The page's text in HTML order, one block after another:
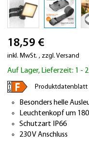
Anfang
der
springen
18,59 €
inkl. MwSt. , zzgl. Versand
Auf Lager, Lieferzeit: 1 -
Produktdatenblatt
Besonders helle
Leuchtenkopf um
Schutzart IP66
230 V Anschluss